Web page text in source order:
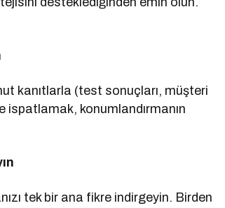
kanıtlarla (test sonuçları, müşteri
konumlandırmanın
tek bir ana fikre indirgeyin. Birden